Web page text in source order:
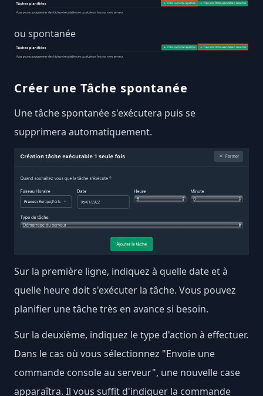
ou spontanée
Créer une Tâche spontanée
Une tâche spontanée s'exécutera puis se
supprimera automatiquement.
Sur la première ligne, indiquez à quelle date et à
quelle heure doit s'exécuter la tâche. Vous pouvez
planifier une tâche très en avance si besoin.
Sur la deuxième, indiquez le type d'action à effectuer.
Dans le cas où vous sélectionnez "Envoie une
commande console au serveur", une nouvelle case
apparaîtra. Il vous suffit d'indiquer la commande